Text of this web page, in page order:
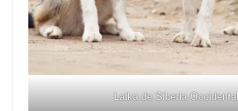
Laika de Siberia Occidental